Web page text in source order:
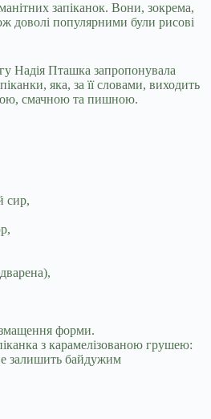
запіканок. Вони, зокрема,
доволі популярними були рисові
Надія Пташка запропонувала
яка, за її словами, виходить
смачною та пишною.
сир,
форми.
з карамелізованою грушею:
залишить байдужим